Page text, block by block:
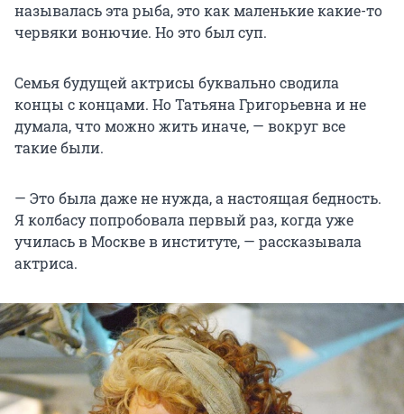
называлась эта рыба, это как маленькие какие-то
червяки вонючие. Но это был суп.
Семья будущей актрисы буквально сводила
концы с концами. Но Татьяна Григорьевна и не
думала, что можно жить иначе, — вокруг все
такие были.
— Это была даже не нужда, а настоящая бедность.
Я колбасу попробовала первый раз, когда уже
училась в Москве в институте, — рассказывала
актриса.